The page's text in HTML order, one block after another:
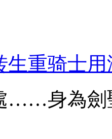
生重骑士
……身為劍